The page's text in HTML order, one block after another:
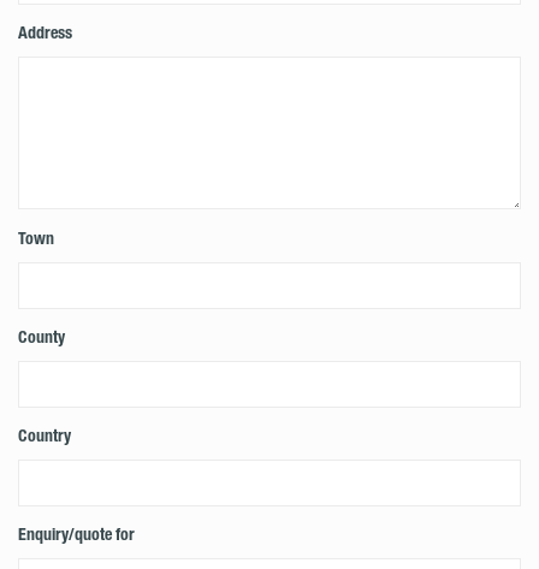
Address
Town
County
Country
Enquiry/quote for